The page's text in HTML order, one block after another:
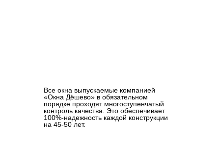
Все окна выпускаемые компанией
«Окна Дёшево» в обязательном
порядке проходят многоступенчатый
контроль качества. Это обеспечивает
100%-надежность каждой конструкции
на 45-50 лет.